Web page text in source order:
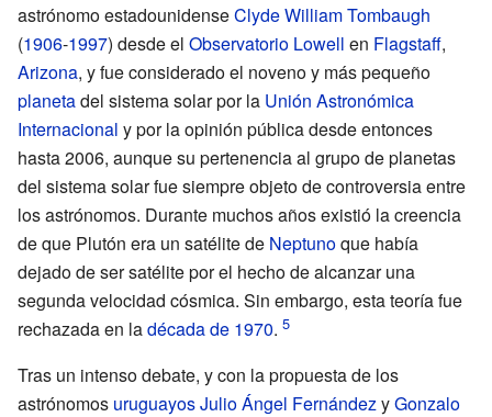
astrónomo estadounidenseClyde William Tombaugh
(1906-1997) desde el Observatorio Lowell en Flagstaff,
Arizona, y fue considerado el noveno y más pequeño
planetadel sistema solar por la Unión Astronómica
Internacional y por la opinión pública desde entonces
hasta 2006, aunque su pertenencia al grupo de planetas
del sistema solar fue siempre objeto de controversia entre
los astrónomos. Durante muchos años existió la creencia
de que Plutón era un satélite de Neptunoque había
dejado de ser satélite por el hecho de alcanzar una
segunda velocidad cósmica. Sin embargo, esta teoría fue
rechazada en ladécada de 1970.
Tras un intenso debate, y con la propuesta de los
astrónomos uruguayosJulio Ángel FernándezyGonzalo